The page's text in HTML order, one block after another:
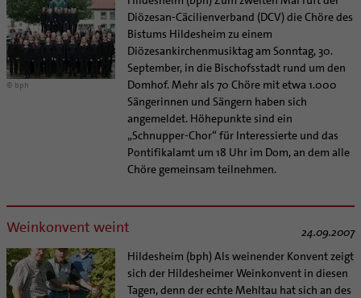
Ehe - Familie - Geschlechtergerechtigkeit
Kategoriale und Diakonale Seelsorge
Notfall
Polizei- und Feuerwehr
Veranstaltungen
Supervision
Coaching
Aufbrüche in der Kirche
Ehrenamtliche
Verwaltungsbeauftragte / Verwaltungsleitungen in
© bph
Diözesan-Cäcilienverband (DCV) die Chöre des
Bistums Hildesheim zu einem
Diözesankirchenmusiktag am Sonntag, 30.
September, in die Bischofsstadt rund um den
Domhof. Mehr als 70 Chöre mit etwa 1.000
Sängerinnen und Sängern haben sich
angemeldet. Höhepunkte sind ein
„Schnupper-Chor“ für Interessierte und das
Pontifikalamt um 18 Uhr im Dom, an dem alle
Chöre gemeinsam teilnehmen.
Weinkonvent weint 24.09.2007
Hildesheim (bph) Als weinender Konvent zeigt
sich der Hildesheimer Weinkonvent in diesen
Tagen, denn der echte Mehltau hat sich an des